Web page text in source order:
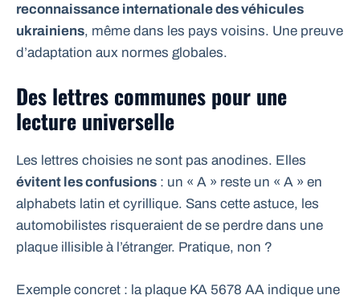
reconnaissance internationale des véhicules
ukrainiens, même dans les pays voisins. Une preuve
d’adaptation aux normes globales.
Des lettres communes pour une
lecture universelle
Les lettres choisies ne sont pas anodines. Elles
évitent les confusions : un « A » reste un « A » en
alphabets latin et cyrillique. Sans cette astuce, les
automobilistes risqueraient de se perdre dans une
plaque illisible à l’étranger. Pratique, non ?
Exemple concret : la plaque KA 5678 AA indique une